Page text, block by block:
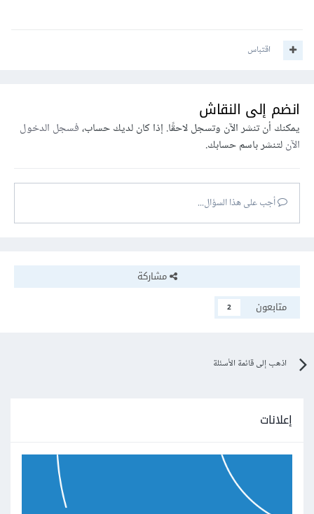
اقتباس
انضم إلى النقاش
يمكنك أن تنشر الآن وتسجل لاحقًا. إذا كان لديك حساب،فسجل الدخول
الآنلتنشر باسم حسابك.
أجب على هذا السؤال...
مشاركة
متابعون
2
اذهب إلى قائمة الأسئلة
إعلانات